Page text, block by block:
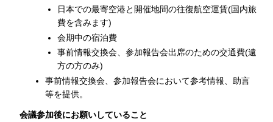
日本での最寄空港と開催地間の往復航空運賃(国内旅
費を含みます)
会期中の宿泊費
事前情報交換会、参加報告会出席のための交通費(遠
方の方のみ)
事前情報交換会、参加報告会において参考情報、助言
等を提供。
会議参加後にお願いしていること